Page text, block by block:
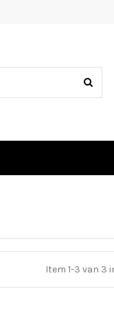
Item 1-3 van 3